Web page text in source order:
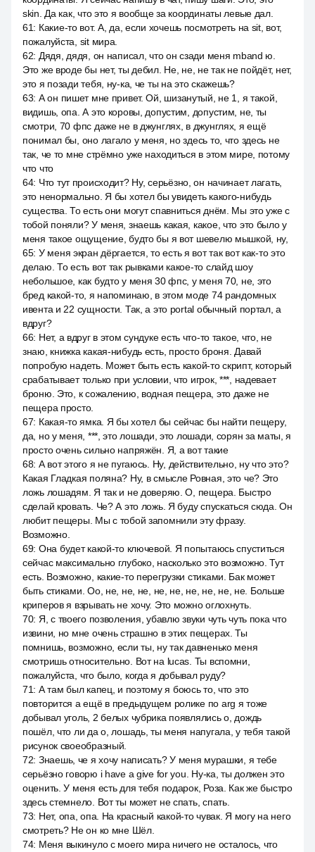
skin. Да как, что это я вообще за координаты левые дал.
61: Какие-то вот. А, да, если хочешь посмотреть на sit, вот,
пожалуйста, sit мира.
62: Дядя, дядя, он написал, что он сзади меня mband ю.
Это же вроде бы нет, ты дебил. Не, не, не так не пойдёт, нет,
это я позади тебя, ну-ка, че ты на это скажешь?
63: А он пишет мне привет. Ой, шизанутый, не 1, я такой,
видишь, опа. А это коровы, допустим, допустим, не, ты
смотри, 70 фпс даже не в джунглях, в джунглях, я ещё
понимал бы, оно лагало у меня, но здесь то, что здесь не
так, че то мне стрёмно уже находиться в этом мире, потому
что что
64: Что тут происходит? Ну, серьёзно, он начинает лагать,
это ненормально. Я бы хотел бы увидеть какого-нибудь
существа. То есть они могут спавниться днём. Мы это уже с
тобой поняли? У меня, знаешь какая, какое, что это было у
меня такое ощущение, будто бы я вот шевелю мышкой, ну,
65: У меня экран дёргается, то есть я вот так вот как-то это
делаю. То есть вот так рывками какое-то слайд шоу
небольшое, как будто у меня 30 фпс, у меня 70, не, это
бред какой-то, я напоминаю, в этом моде 74 рандомных
ивента и 22 сущности. Так, а это portal обычный портал, а
вдруг?
66: Нет, а вдруг в этом сундуке есть что-то такое, что, не
знаю, книжка какая-нибудь есть, просто броня. Давай
попробую надеть. Может быть есть какой-то скрипт, который
срабатывает только при условии, что игрок, ***, надевает
броню. Это, к сожалению, водная пещера, это даже не
пещера просто.
67: Какая-то ямка. Я бы хотел бы сейчас бы найти пещеру,
да, но у меня, ***, это лошади, это лошади, сорян за маты, я
просто очень сильно напряжён. Я, а вот такие
68: А вот этого я не пугаюсь. Ну, действительно, ну что это?
Какая Гладкая поляна? Ну, в смысле Ровная, это че? Это
ложь лошадям. Я так и не доверяю. О, пещера. Быстро
сделай кровать. Че? А это ложь. Я буду спускаться сюда. Он
любит пещеры. Мы с тобой запомнили эту фразу.
Возможно.
69: Она будет какой-то ключевой. Я попытаюсь спуститься
сейчас максимально глубоко, насколько это возможно. Тут
есть. Возможно, какие-то перегрузки стиками. Бак может
быть стиками. Оо, не, не, не, не, не, не, не, не, не. Больше
криперов я взрывать не хочу. Это можно оглохнуть.
70: Я, с твоего позволения, убавлю звуки чуть чуть пока что
извини, но мне очень страшно в этих пещерах. Ты
помнишь, возможно, если ты, ну так давненько меня
смотришь относительно. Вот на lucas. Ты вспомни,
пожалуйста, что было, когда я добывал руду?
71: А там был капец, и поэтому я боюсь то, что это
повторится а ещё в предыдущем ролике по arg я тоже
добывал уголь, 2 белых чубрика появлялись о, дождь
пошёл, что ли да о, лошадь, ты меня напугала, у тебя такой
рисунок своеобразный.
72: Знаешь, че я хочу написать? У меня мурашки, я тебе
серьёзно говорю i have a give for you. Ну-ка, ты должен это
оценить. У меня есть для тебя подарок, Роза. Как же быстро
здесь стемнело. Вот ты может не спать, спать.
73: Нет, опа, опа. На красный какой-то чувак. Я могу на него
смотреть? Не он ко мне Шёл.
74: Меня выкинуло с моего мира ничего не осталось, что